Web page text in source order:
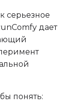
серьезное
дает
понять: